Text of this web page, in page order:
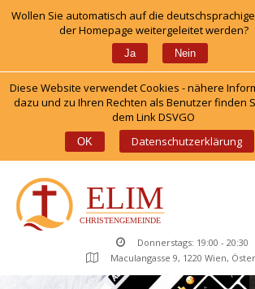
Wollen Sie automatisch auf die
der Homepage weitergeleitet werden?
Ja Nein
Diese Website verwendet Cookies - nähere
dazu und zu Ihren Rechten als Benutzer finden
dem Link DSVGO
OK Datenschutzerklärung
Donnerstags: 19:00 - 20:30
Maculangasse 9, 1220 Wien,